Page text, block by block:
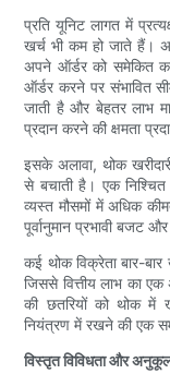
प्रति यूनिट लागत में
खर्च भी कम हो जाते हैं।
अपने ऑर्डर को समेकित
ऑर्डर करने पर संभावित
जाती है और बेहतर लाभ
प्रदान करने की क्षमता
इसके अलावा, थोक
से बचाती है। एक
व्यस्त मौसमों में अधिक
पूर्वानुमान प्रभावी बजट
कई थोक विक्रेता बार-
जिससे वित्तीय लाभ का
की छतरियों को थोक में
नियंत्रण में रखने की एक
विस्तृत विविधता और